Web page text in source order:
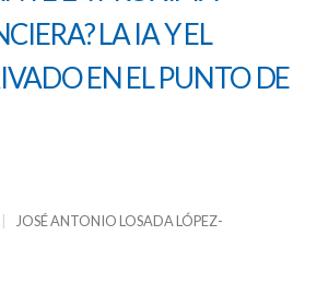
LA IA Y EL
EN EL PUNTO DE
JOSÉ ANTONIO LOSADA LÓPEZ-